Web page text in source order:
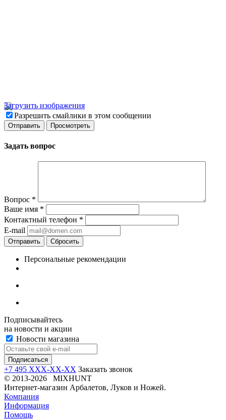
Загрузить изображения
Разрешить смайлики в этом сообщении
Задать вопрос
Вопрос *
Ваше имя *
Контактный телефон *
E-mail
Отправить Сбросить
Персональные рекомендации
Подписывайтесь
на новости и акции
Новости магазина
+7 495 XXX-XX-XX Заказать звонок
© 2013-2026 MIXHUNT
Интернет-магазин Арбалетов, Луков и Ножей.
Компания
Информация
Помощь